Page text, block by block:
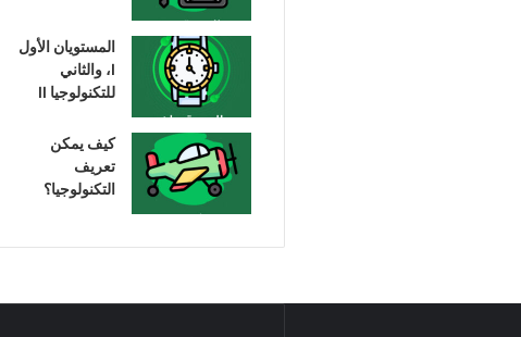
المستويان الأول
I، والثاني
للتكنولوجيا II
كيف يمكن
تعريف
التكنولوجيا؟